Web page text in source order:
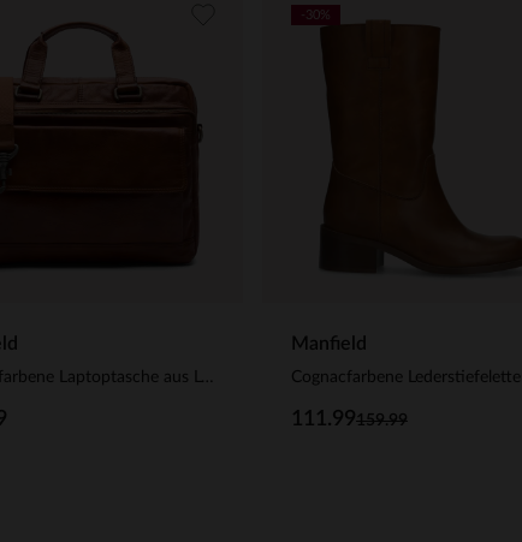
Cognacfarbene Laptoptasche aus Leder
Manfield
Cognacfarbene
159.99
111.99
-30%